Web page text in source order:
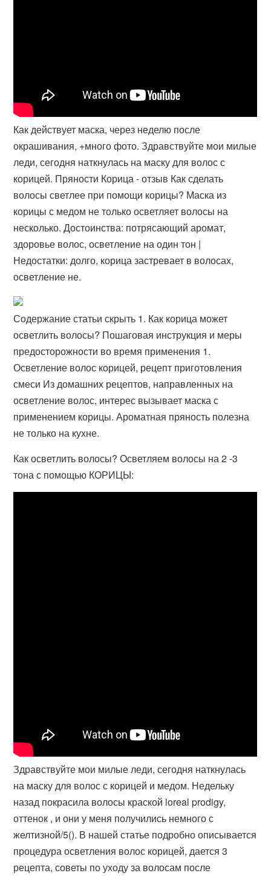
Как действует маска, через неделю после
окрашивания, +много фото. Здравствуйте мои милые
леди, сегодня наткнулась на маску для волос с
корицей. Пряности Корица - отзыв Как сделать
волосы светлее при помощи корицы​? Маска из
корицы с медом не только осветляет волосы на
несколько. Достоинства: потрясающий аромат,
здоровье волос, осветление на один тон |
Недостатки: долго, корица застревает в волосах,
осветление не.
Содержание статьи скрыть 1. Как корица может
осветлить волосы? Пошаговая инструкция и меры
предосторожности во время применения 1.
Осветление волос корицей, рецепт приготовления
смеси Из домашних рецептов, направленных на
осветление волос, интерес вызывает маска с
применением корицы. Ароматная пряность полезна
не только на кухне.
Как осветлить волосы? Осветляем волосы на 2 -3
тона с помощью КОРИЦЫ:
Здравствуйте мои милые леди, сегодня наткнулась
на маску для волос с корицей и медом. Недельку
назад покрасила волосы краской loreal prodigy,
оттенок , и они у меня получились немного с
желтизной/5(). В нашей статье подробно описывается
процедура осветления волос корицей, дается 3
рецепта, советы по уходу за волосам после